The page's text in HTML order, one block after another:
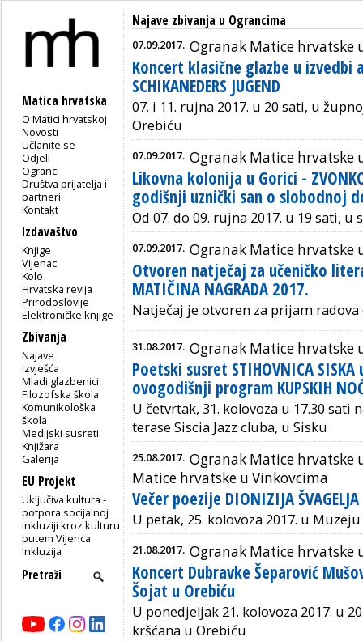
Matica hrvatska
O Matici hrvatskoj
Novosti
Učlanite se
Odjeli
Ogranci
Društva prijatelja i
partneri
Kontakt
Izdavaštvo
Knjige
Vijenac
Kolo
Hrvatska revija
Prirodoslovlje
Elektroničke knjige
Zbivanja
Najave
Izvješća
Mladi glazbenici
Filozofska škola
Komunikološka
škola
Medijski susreti
Knjižara
Galerija
EU Projekt
Uključiva kultura -
potpora socijalnoj
inkluziji kroz kulturu
putem Vijenca
Inkluzija
Najave zbivanja u Ograncima
07.09.2017. Ogranak Matice hrvatske
Koncert klasične glazbe u izvedbi
SCHIKANEDERS JUGEND
07. i 11. rujna 2017. u 20 sati, u
Orebiću
07.09.2017. Ogranak Matice hrvatske
Likovna kolonija u Gorici -
godišnji uznički san o slobodnoj
Od 07. do 09. rujna 2017. u 19 sati,
07.09.2017. Ogranak Matice hrvatske
Otvoren natječaj za učeničko
MATIČINA NAGRADA 2017.
Natječaj je otvoren za prijam radova
31.08.2017. Ogranak Matice hrvatske
Poetski susret STIHOVNICA
ovogodišnji program KUPSKIH
U četvrtak, 31. kolovoza u 17.30 sati
terase Siscia Jazz cluba, u Sisku
25.08.2017. Ogranak Matice hrvatske
Matice hrvatske u Vinkovcima
Večer poezije DIONIZIJA
U petak, 25. kolovoza 2017. u
21.08.2017. Ogranak Matice hrvatske
Koncert Dubravke Šeparović
Šojat u Orebiću
U ponedjeljak 21. kolovoza 2017. u
kršćana u Orebiću